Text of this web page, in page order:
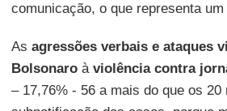
comunicação, o que representa
As agressões verbais e ataques
Bolsonaroà violência contra
– 17,76% - 56 a mais do que os